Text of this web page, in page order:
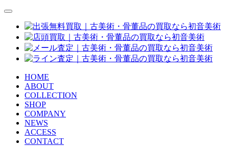
HOME
ABOUT
COLLECTION
SHOP
COMPANY
NEWS
ACCESS
CONTACT